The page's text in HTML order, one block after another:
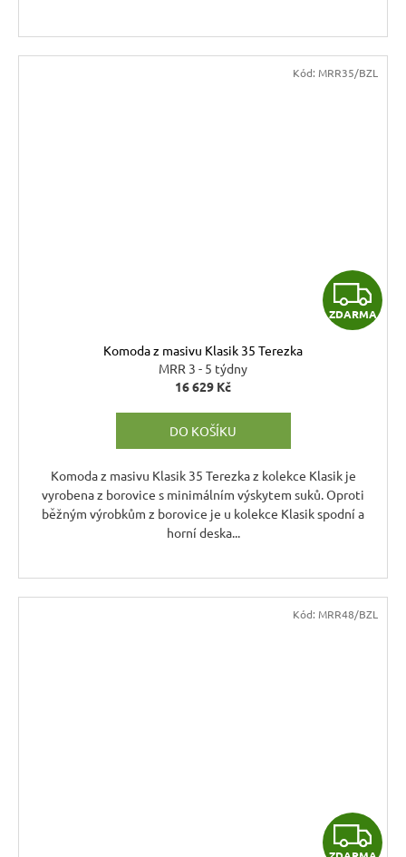
Z
D
ZDARMA
Komoda z masivu Klasik 35 Terezka
MRR 3 - 5 týdny
16 629 Kč
DO KOŠÍKU
Komoda z masivu Klasik 35 Terezka z kolekce Klasik je
vyrobena z borovice s minimálním výskytem suků. Oproti
běžným výrobkům z borovice je u kolekce Klasik spodní a
horní deska...
Kód: MRR35/BZL
Z
Kód: MRR48/BZL